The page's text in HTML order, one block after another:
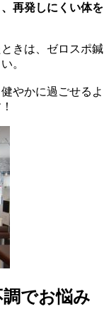
再発しにくい体を
きは、ゼロスポ鍼
。
やかに過ごせるよ
でお悩み